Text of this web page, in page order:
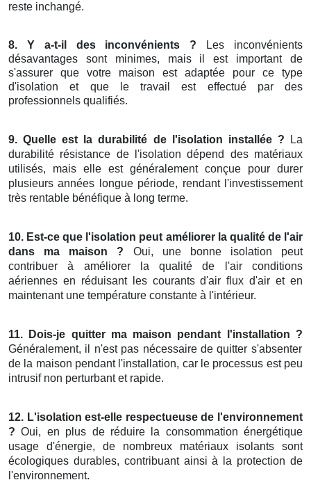
reste inchangé.
8. Y a-t-il des inconvénients ? Les inconvénients
désavantages sont minimes, mais il est important de
s'assurer que votre maison est adaptée pour ce type
d'isolation et que le travail est effectué par des
professionnels qualifiés.
9. Quelle est la durabilité de l'isolation installée ? La
durabilité résistance de l'isolation dépend des matériaux
utilisés, mais elle est généralement conçue pour durer
plusieurs années longue période, rendant l'investissement
très rentable bénéfique à long terme.
10. Est-ce que l'isolation peut améliorer la qualité de l'air
dans ma maison ? Oui, une bonne isolation peut
contribuer à améliorer la qualité de l'air conditions
aériennes en réduisant les courants d'air flux d'air et en
maintenant une température constante à l'intérieur.
11. Dois-je quitter ma maison pendant l'installation ?
Généralement, il n'est pas nécessaire de quitter s'absenter
de la maison pendant l'installation, car le processus est peu
intrusif non perturbant et rapide.
12. L'isolation est-elle respectueuse de l'environnement
? Oui, en plus de réduire la consommation énergétique
usage d'énergie, de nombreux matériaux isolants sont
écologiques durables, contribuant ainsi à la protection de
l'environnement.